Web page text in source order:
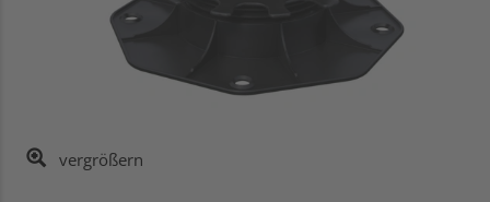
vergrößern